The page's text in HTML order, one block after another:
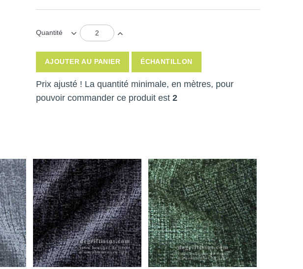
Quantité
AJOUTER AU PANIER ÉCHANTILLON
Prix ajusté ! La quantité minimale, en mètres, pour
pouvoir commander ce produit est 2